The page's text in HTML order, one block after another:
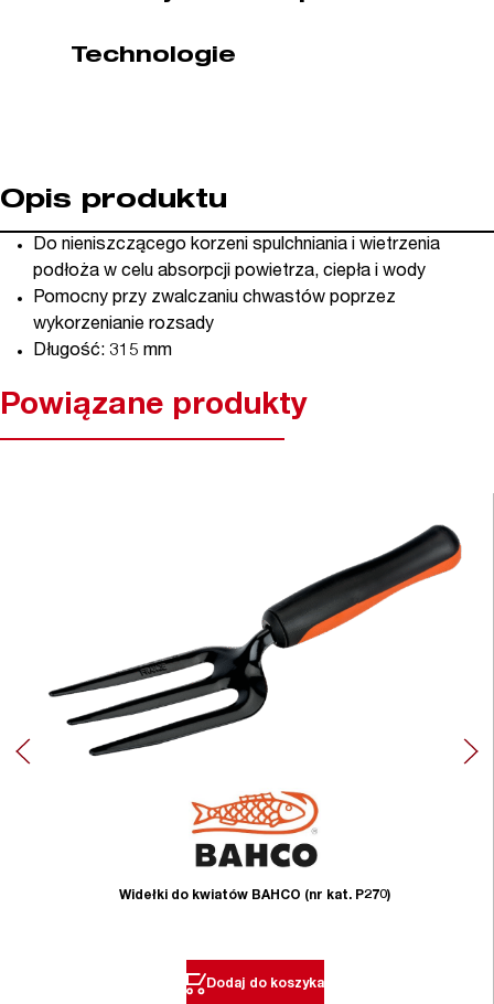
Technologie
Opis produktu
Do nieniszczącego korzeni spulchniania i wietrzenia
podłoża w celu absorpcji powietrza, ciepła i wody
Pomocny przy zwalczaniu chwastów poprzez
wykorzenianie rozsady
Długość: 315 mm
Powiązane produkty
Widełki do kwiatów BAHCO (nr kat. P270)
Dodaj do koszyka